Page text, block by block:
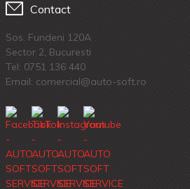
Contact
Sos. Fundeni 120A
Sector 2, Bucuresti
Tel: 0751 136 440
Email: comercial@auto-soft.ro